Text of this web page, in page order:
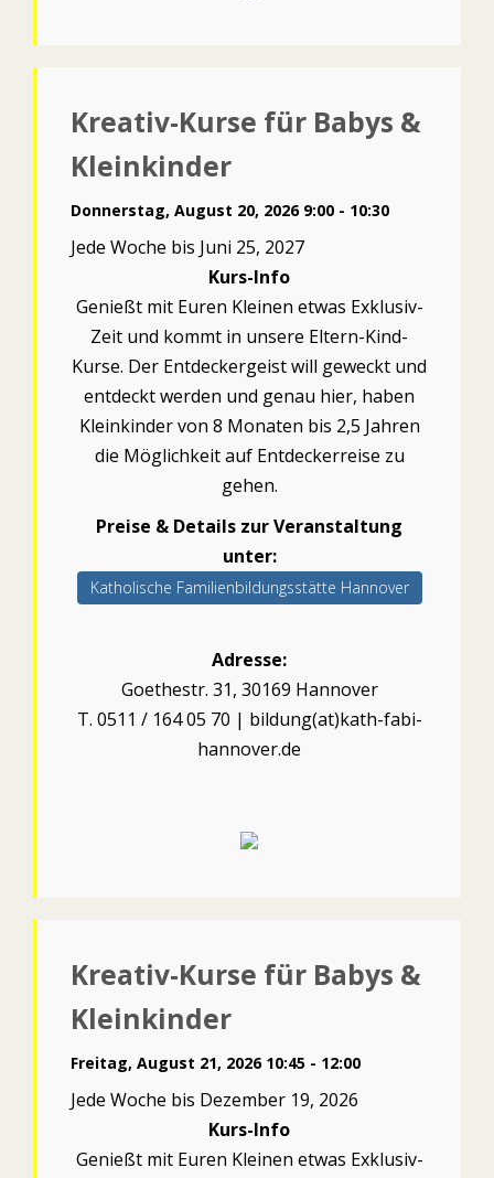
Kreativ-Kurse für Babys &
Kleinkinder
Donnerstag, August 20, 2026 9:00 - 10:30
Jede Woche bis Juni 25, 2027
Kurs-Info
Genießt mit Euren Kleinen etwas Exklusiv-
Zeit und kommt in unsere Eltern-Kind-
Kurse. Der Entdeckergeist will geweckt und
entdeckt werden und genau hier, haben
Kleinkinder von 8 Monaten bis 2,5 Jahren
die Möglichkeit auf Entdeckerreise zu
gehen.
Preise & Details zur Veranstaltung
unter:
Katholische Familienbildungsstätte Hannover
Adresse:
Goethestr. 31, 30169 Hannover
T. 0511 / 164 05 70 | bildung(at)kath-fabi-
hannover.de
Kreativ-Kurse für Babys &
Kleinkinder
Freitag, August 21, 2026 10:45 - 12:00
Jede Woche bis Dezember 19, 2026
Kurs-Info
Genießt mit Euren Kleinen etwas Exklusiv-